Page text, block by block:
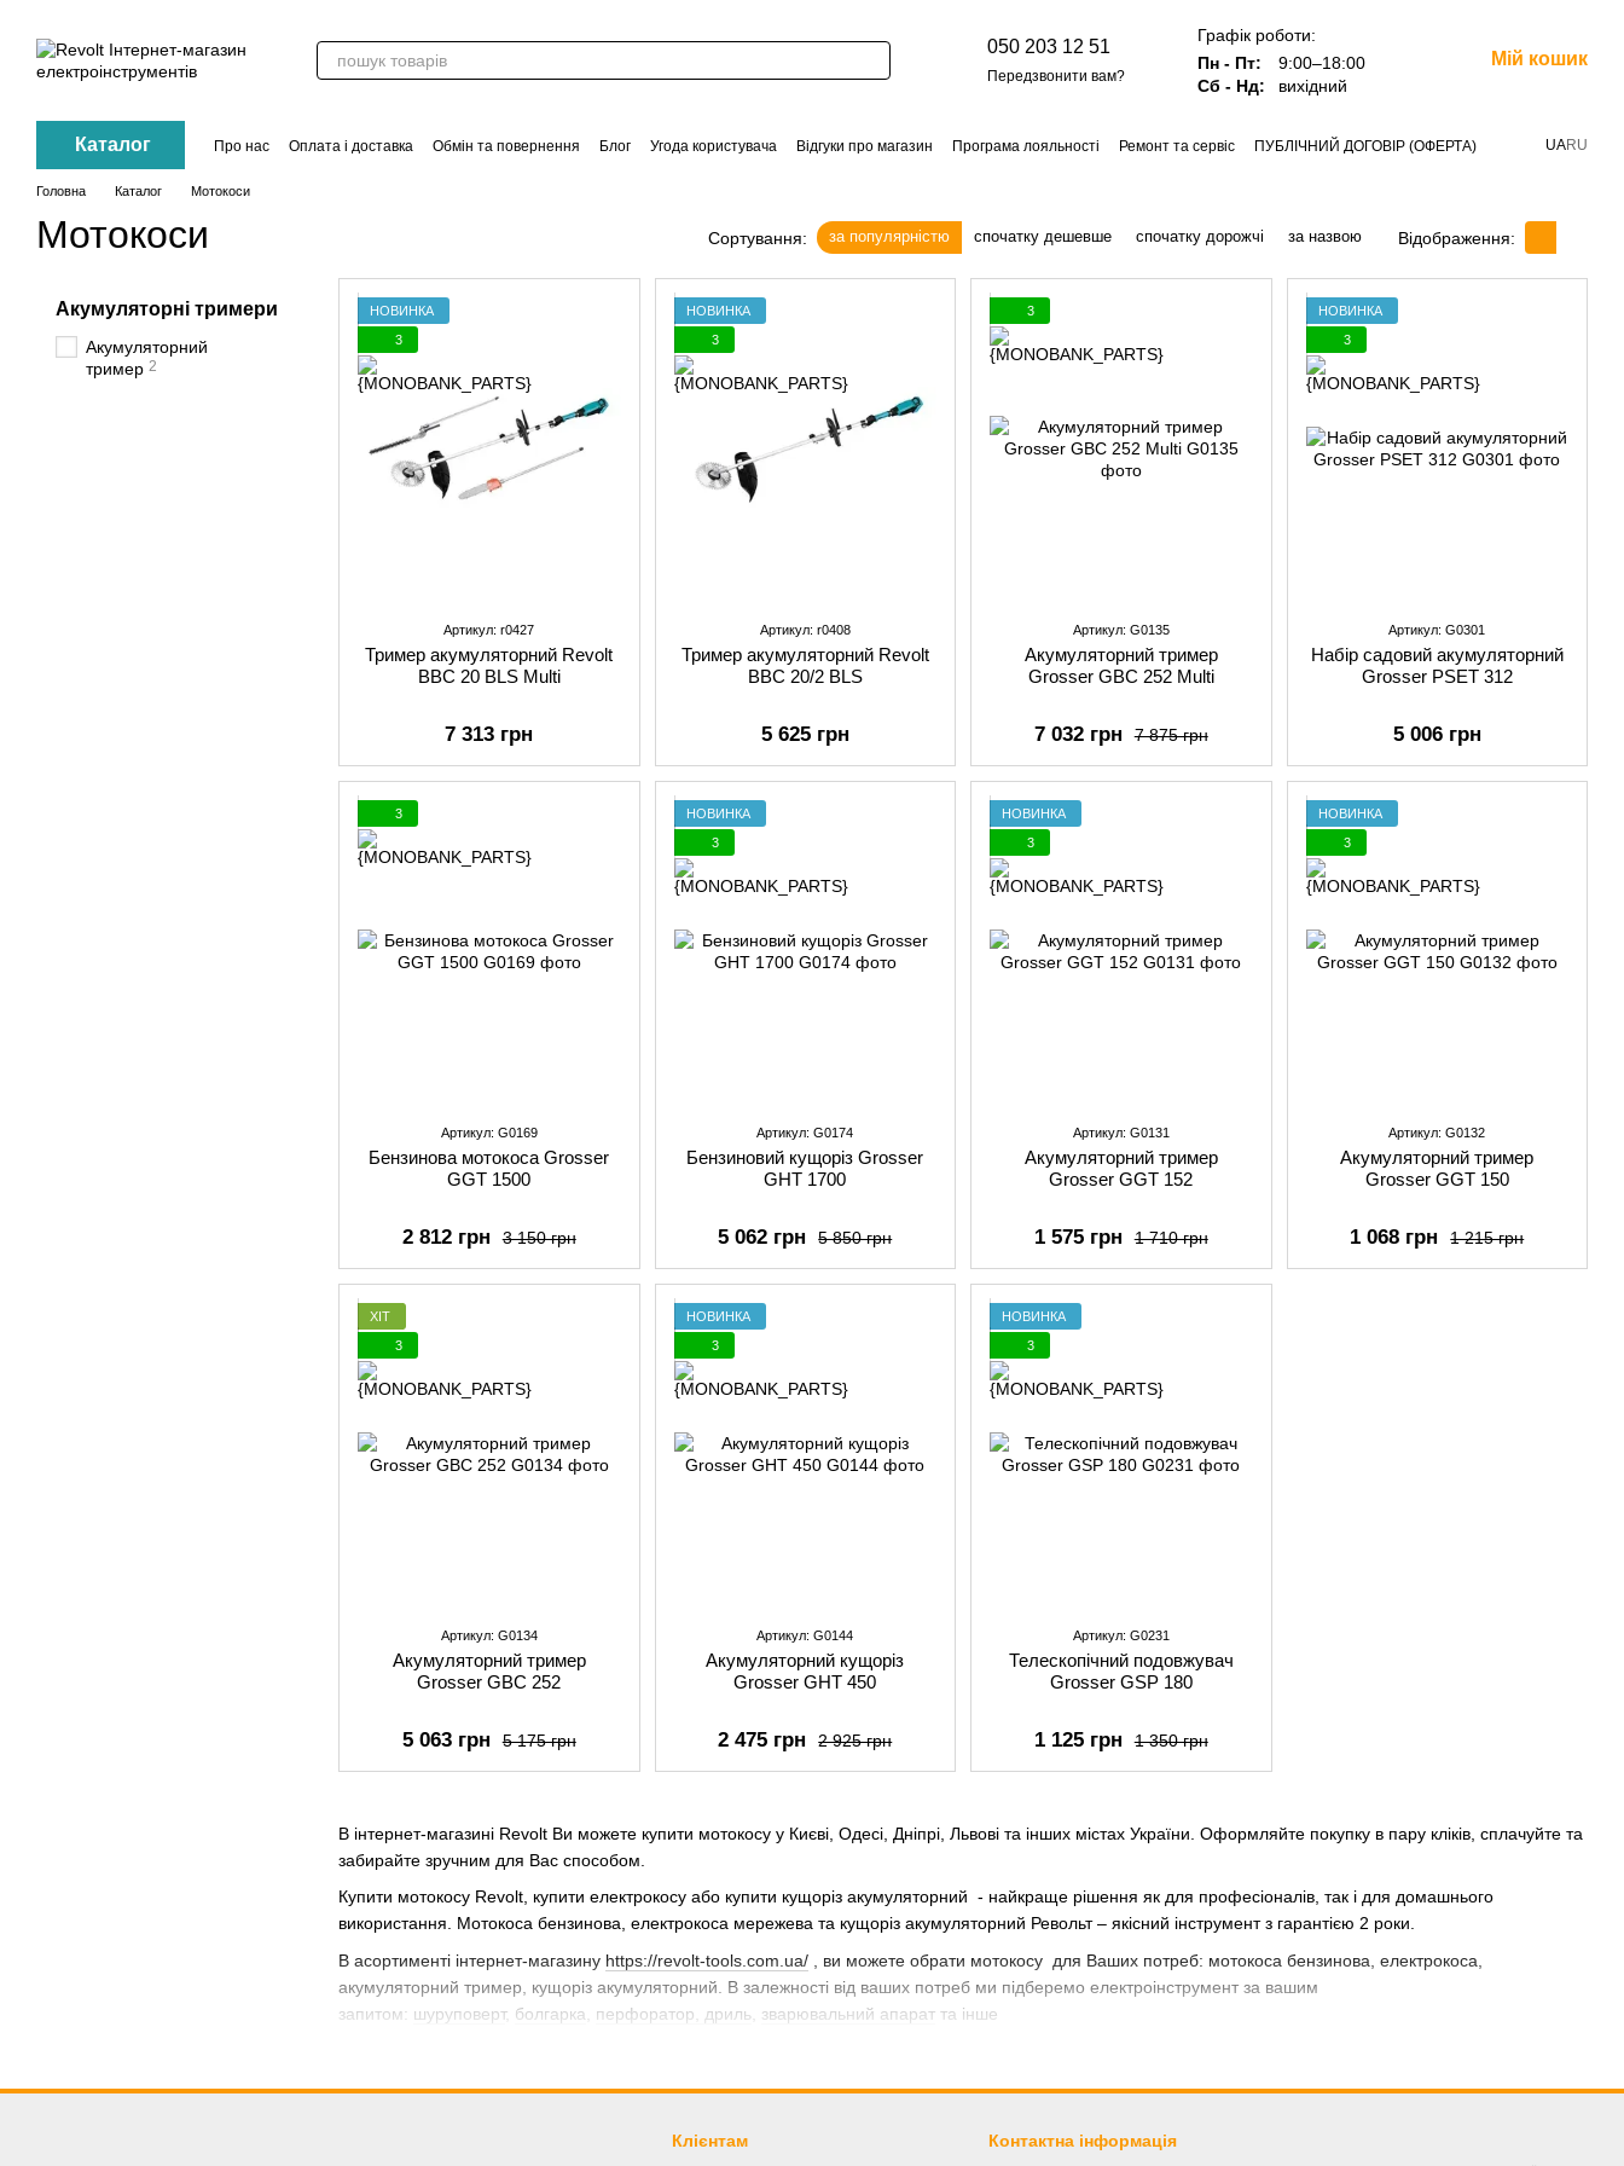
050 203 12 51
Передзвонити вам?
Графік роботи:
Пн - Пт:
9:00–18:00
Сб - Нд:
вихідний
Мій кошик
Каталог Про нас Оплата і доставка Обмін та повернення Блог Угода користувача Відгуки про магазин Програма лояльності Ремонт та сервіс
ПУБЛІЧНИЙ ДОГОВІР (ОФЕРТА)
UARU
Головна Каталог Мотокоси
Мотокоси Сортування: за популярністю спочатку дешевше спочатку дорожчі за назвою Відображення:
В інтернет-магазині Revolt Ви можете купити мотокосу у Києві, Одесі, Дніпрі, Львові та інших містах України. Оформляйте покупку в пару кліків, сплачуйте та
забирайте зручним для Вас способом.
Купити мотокосу Revolt, купити електрокосу або купити кущоріз акумуляторний - найкраще рішення як для професіоналів, так і для домашнього
використання. Мотокоса бензинова, електрокоса мережева та кущоріз акумуляторний Револьт – якісний інструмент з гарантією 2 роки.
В асортименті інтернет-магазину https://revolt-tools.com.ua/ , ви можете обрати мотокосу для Ваших потреб: мотокоса бензинова, електрокоса,
акумуляторний тример, кущоріз акумуляторний. В залежності від ваших потреб ми підберемо електроінструмент за вашим
запитом: шуруповерт, болгарка перфоратор, дриль зварювальний апарат та інше
НОВИНКА
3
Артикул: r0427
Тример акумуляторний Revolt
BBC 20 BLS Multi
7 313 грн
НОВИНКА
3
Артикул: r0408
Тример акумуляторний Revolt
BBC 20/2 BLS
5 625 грн
3
Артикул: G0135
Акумуляторний тример
Grosser GBC 252 Multi
7 875 грн
7 032 грн
НОВИНКА
3
Артикул: G0301
Набір садовий акумуляторний
Grosser PSET 312
5 006 грн
3
Артикул: G0169
Бензинова мотокоса Grosser
GGT 1500
3 150 грн
2 812 грн
НОВИНКА
3
Артикул: G0174
Бензиновий кущоріз Grosser
GHT 1700
5 850 грн
5 062 грн
НОВИНКА
3
Артикул: G0131
Акумуляторний тример
Grosser GGT 152
1 710 грн
1 575 грн
НОВИНКА
3
Артикул: G0132
Акумуляторний тример
Grosser GGT 150
1 215 грн
1 068 грн
ХІТ
3
Артикул: G0134
Акумуляторний тример
Grosser GBC 252
5 175 грн
5 063 грн
НОВИНКА
3
Артикул: G0144
Акумуляторний кущоріз
Grosser GHT 450
2 925 грн
2 475 грн
НОВИНКА
3
Артикул: G0231
Телескопічний подовжувач
Grosser GSP 180
1 350 грн
1 125 грн
Акумуляторні тримери
Акумуляторний
тример 2
Клієнтам Контактна інформація